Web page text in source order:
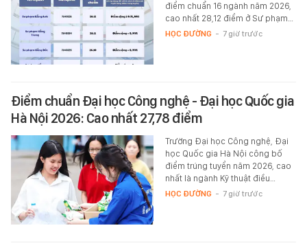
điểm chuẩn 16 ngành năm 2026,
cao nhất 28,12 điểm ở Sư phạm…
HỌC ĐƯỜNG - 7 giờ trước
Điểm chuẩn Đại học Công nghệ - Đại học Quốc gia
Hà Nội 2026: Cao nhất 27,78 điểm
Trường Đại học Công nghệ, Đại
học Quốc gia Hà Nội công bố
điểm trúng tuyển năm 2026, cao
nhất là ngành Kỹ thuật điều…
HỌC ĐƯỜNG - 7 giờ trước